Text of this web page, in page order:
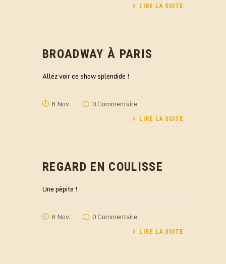
LIRE LA SUITE
BROADWAY À PARIS
Allez voir ce show splendide !
8 Nov. 0Commentaire
LIRE LA SUITE
REGARD EN COULISSE
Une pépite !
8 Nov. 0Commentaire
LIRE LA SUITE